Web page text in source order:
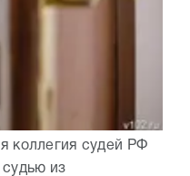
коллегия судей РФ
из